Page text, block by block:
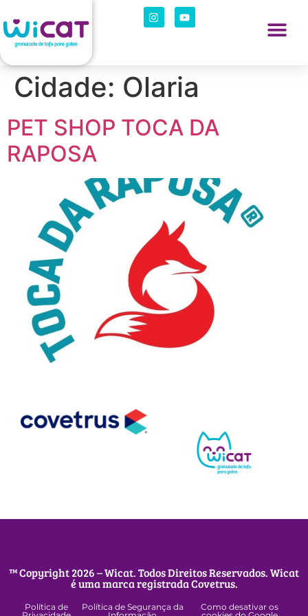
Cidade: Olaria
PET SHOP TOCA DA
RAPOSA
™ Copyright 2026 – Wicat. Todos Direitos Reservados. Wicat
é uma marca registrada Covetrus.
Política de
Política de Segurança da
Como desativar os